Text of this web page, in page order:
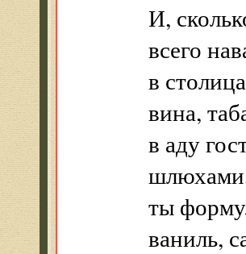
И,
всего
в
вина,
в аду
ты
ваниль,